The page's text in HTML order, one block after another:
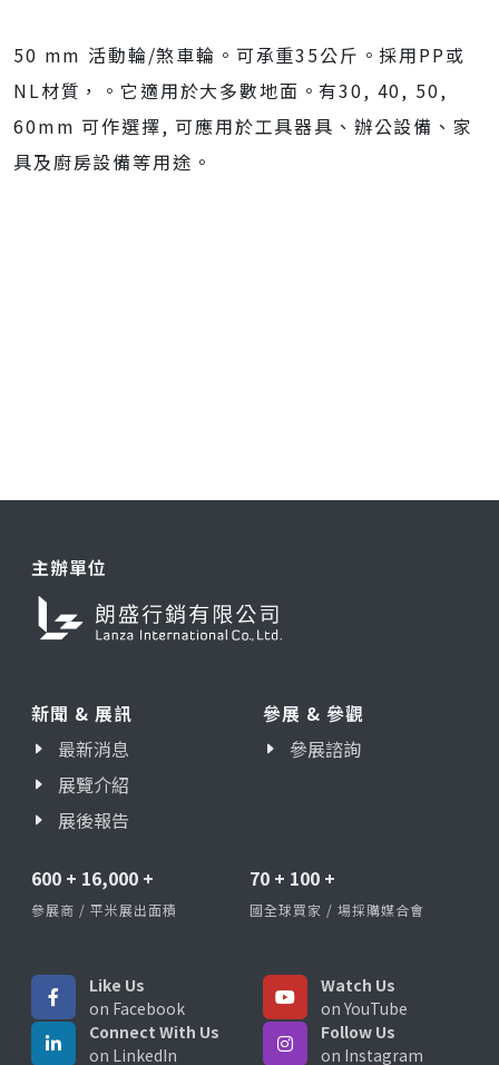
50 mm 活動輪/煞車輪。可承重35公斤。採用PP或
NL材質，。它適用於大多數地面。有30, 40, 50,
60mm 可作選擇, 可應用於工具器具、辦公設備、家
具及廚房設備等用途。
主辦單位
新聞 & 展訊
最新消息
展覽介紹
展後報告
參展 & 參觀
參展諮詢
600 + 16,000 +
參展商 / 平米展出面積
70 + 100 +
國全球買家 / 場採購媒合會
Like Us
on Facebook
Watch Us
on YouTube
Connect With Us
on LinkedIn
Follow Us
on Instagram